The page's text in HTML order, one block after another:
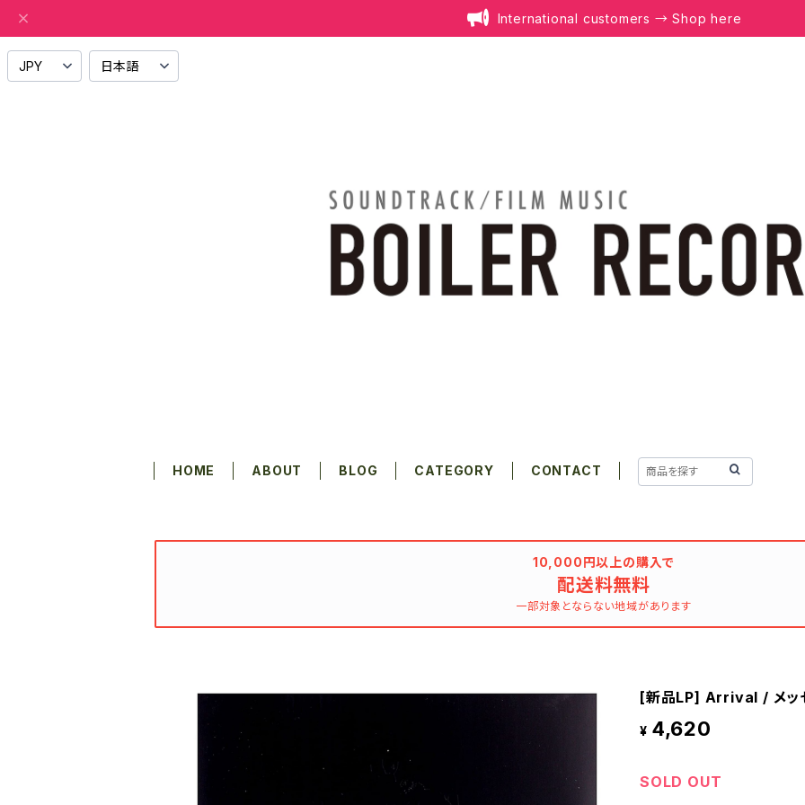
International customers → Shop here
HOME ABOUT BLOG CATEGORY CONTACT
10,000円以上の購入で
配送料無料
一部対象とならない地域があります
[新品LP] Arrival / メッ
¥ 4,620
SOLD OUT